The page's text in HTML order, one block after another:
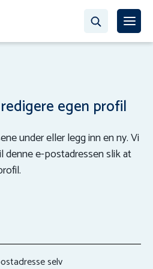
egen profil
under eller legg inn en ny. Vi
denne e-postadressen slik at
selv